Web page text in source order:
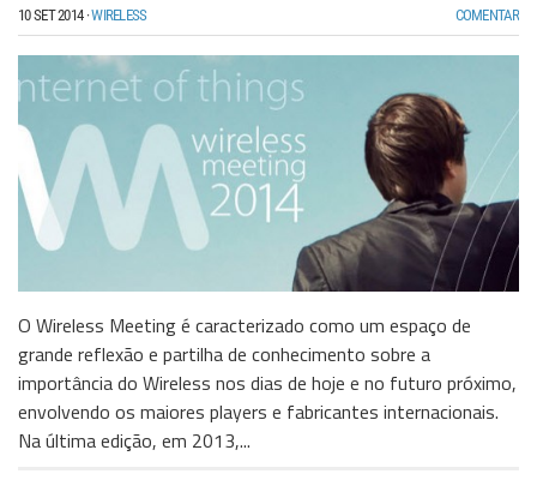
10 SET 2014·WIRELESS COMENTAR
O Wireless Meeting é caracterizado como um espaço de
grande reflexão e partilha de conhecimento sobre a
importância do Wireless nos dias de hoje e no futuro próximo,
envolvendo os maiores players e fabricantes internacionais.
Na última edição, em 2013,...